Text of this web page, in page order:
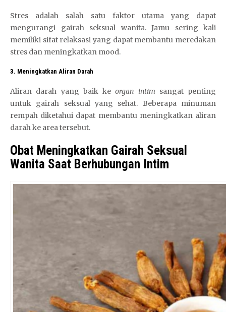
Stres adalah salah satu faktor utama yang dapat
mengurangi gairah seksual wanita. Jamu sering kali
memiliki sifat relaksasi yang dapat membantu meredakan
stres dan meningkatkan mood.
3. Meningkatkan Aliran Darah
Aliran darah yang baik keorgan intim sangat penting
untuk gairah seksual yang sehat. Beberapa minuman
rempah diketahui dapat membantu meningkatkan aliran
darah ke area tersebut.
Obat Meningkatkan Gairah Seksual
Wanita Saat Berhubungan Intim